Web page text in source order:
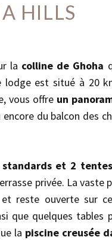
HILLS
la colline de Ghoha
lodge est situé à 20
vous offre un
du balcon des
et 2
privée. La
reste ouverte sur
que quelques tables
la piscine creusée